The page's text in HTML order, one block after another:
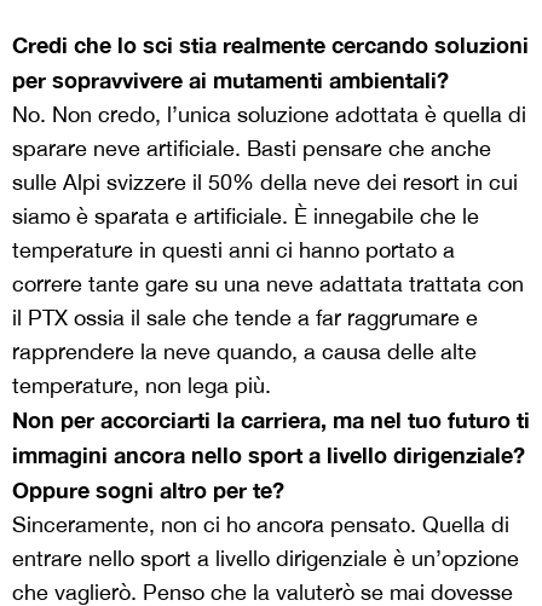
Credi che lo sci stia realmente cercando soluzioni
per sopravvivere ai mutamenti ambientali?
No. Non credo, l’unica soluzione adottata è quella di
sparare neve artificiale. Basti pensare che anche
sulle Alpi svizzere il 50% della neve dei resort in cui
siamo è sparata e artificiale. È innegabile che le
temperature in questi anni ci hanno portato a
correre tante gare su una neve adattata trattata con
il PTX ossia il sale che tende a far raggrumare e
rapprendere la neve quando, a causa delle alte
temperature, non lega più.
Non per accorciarti la carriera, ma nel tuo futuro ti
immagini ancora nello sport a livello dirigenziale?
Oppure sogni altro per te?
Sinceramente, non ci ho ancora pensato. Quella di
entrare nello sport a livello dirigenziale è un’opzione
che vaglierò. Penso che la valuterò se mai dovesse